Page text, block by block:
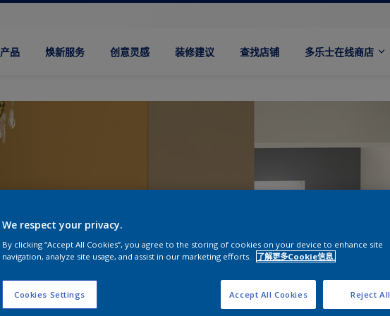
产品 焕新服务 创意灵感 装修建议 查找店铺 多乐士在线商店
We respect your privacy.
By clicking “Accept All Cookies”, you agree to the storing of cookies on your device to enhance site
navigation, analyze site usage, and assist in our marketing efforts.
了解更多Cookie信息.
Cookies Settings Reject All
Accept All Cookies